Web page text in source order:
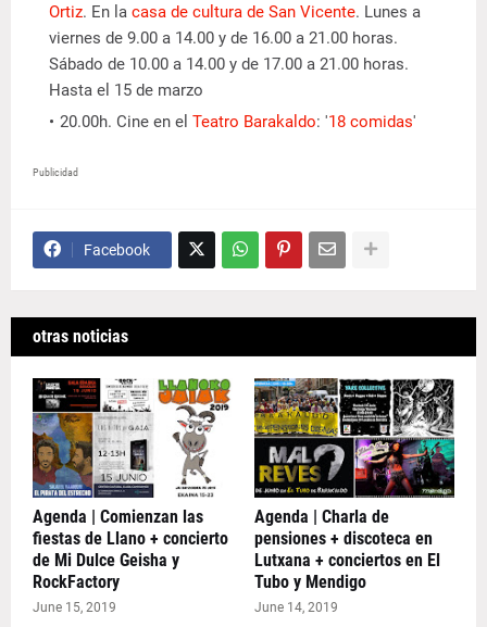
Ortiz. En la casa de cultura de San Vicente. Lunes a
viernes de 9.00 a 14.00 y de 16.00 a 21.00 horas.
Sábado de 10.00 a 14.00 y de 17.00 a 21.00 horas.
Hasta el 15 de marzo
20.00h. Cine en el Teatro Barakaldo: '18 comidas'
Publicidad
Facebook
otras noticias
Agenda | Comienzan las
fiestas de Llano + concierto
de Mi Dulce Geisha y
RockFactory
June 15, 2019
Agenda | Charla de
pensiones + discoteca en
Lutxana + conciertos en El
Tubo y Mendigo
June 14, 2019